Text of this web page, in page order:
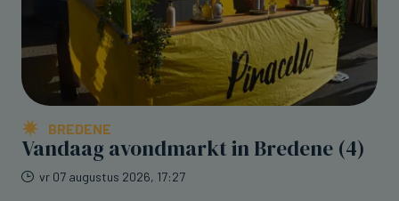
BREDENE
Vandaag avondmarkt in Bredene (4)
vr 07 augustus 2026, 17:27